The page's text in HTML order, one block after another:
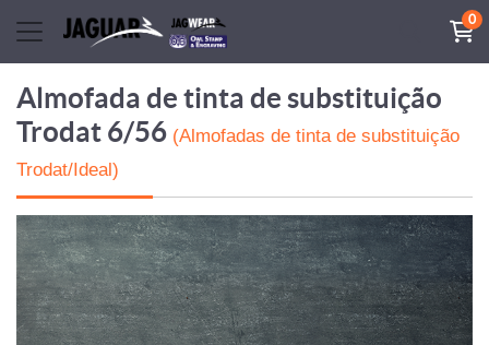
0
Almofada de tinta de substituição
Trodat 6/56 (Almofadas de tinta de substituição
Trodat/Ideal)